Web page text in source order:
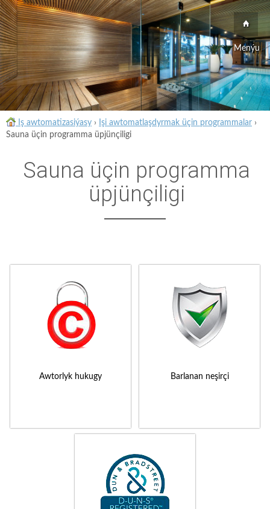
Menýu
Iş awtomatizasiýasy › Işi awtomatlaşdyrmak üçin programmalar ›
Sauna üçin programma üpjünçiligi
Sauna üçin programma
üpjünçiligi
Awtorlyk hukugy Barlanan neşirçi